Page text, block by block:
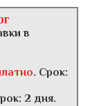
в
. Срок:
2 дня.